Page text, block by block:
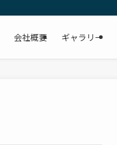
会社概要 ギャラリー